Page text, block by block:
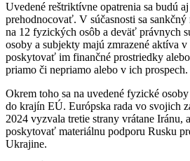
Uvedené reštriktívne opatrenia sa budú
prehodnocovať. V súčasnosti sa
na 12 fyzických osôb a deväť právnych
osoby a subjekty majú zmrazené aktíva
poskytovať im finančné prostriedky
priamo či nepriamo alebo v ich prospech.
Okrem toho sa na uvedené fyzické
do krajín EÚ. Európska rada vo svojich
2024 vyzvala tretie strany vrátane Iránu,
poskytovať materiálnu podporu Rusku
Ukrajine.